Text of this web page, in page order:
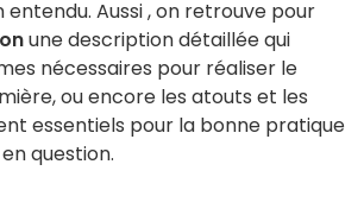
Aussi , on retrouve pour
une description détaillée qui
nécessaires pour réaliser le
ou encore les atouts et les
essentiels pour la bonne pratique
question.